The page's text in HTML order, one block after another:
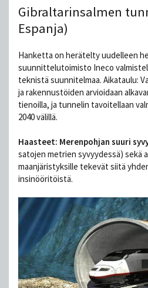
Gibraltarinsalmen
Espanja)
Hanketta on herätelty uudelleen
suunnittelutoimisto Ineco
teknistä suunnitelmaa. Aikataulu:
ja rakennustöiden arvioidaan
tienoilla, ja tunnelin tavoitellaan
2040 välillä.
Haasteet: Merenpohjan suuri
satojen metrien syvyydessä) sekä
maanjäristyksille tekevät siitä
insinööritöistä.